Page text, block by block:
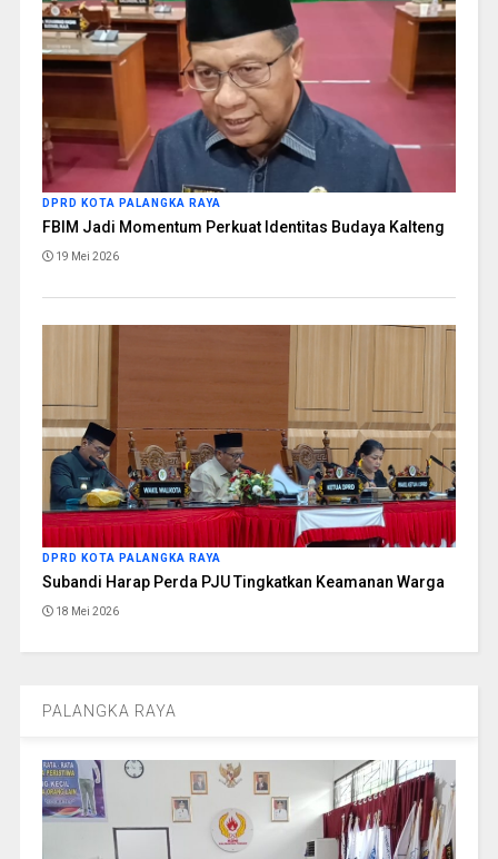
DPRD KOTA PALANGKA RAYA
FBIM Jadi Momentum Perkuat Identitas Budaya Kalteng
19 Mei 2026
DPRD KOTA PALANGKA RAYA
Subandi Harap Perda PJU Tingkatkan Keamanan Warga
18 Mei 2026
PALANGKA RAYA